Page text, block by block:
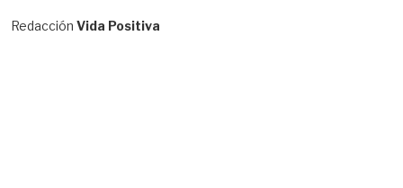
Redacción Vida Positiva